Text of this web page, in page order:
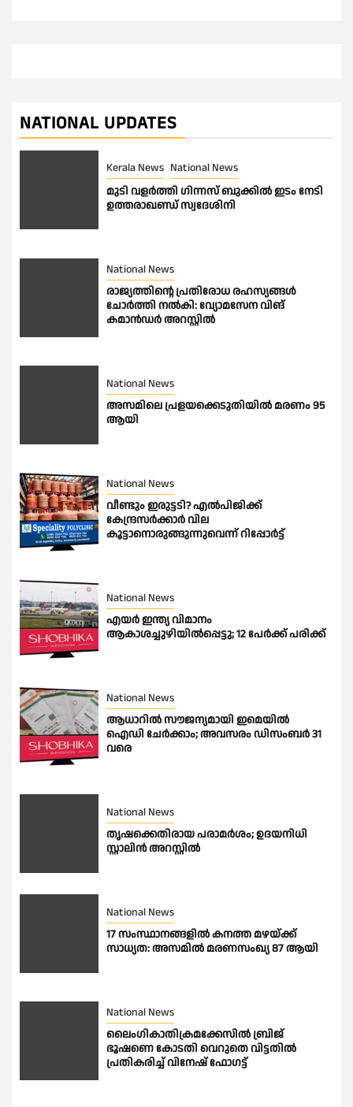
NATIONAL UPDATES
Kerala News National News
മുടി വളർത്തി ഗിന്നസ് ബുക്കിൽ ഇടം നേടി
ഉത്തരാഖണ്ഡ് സ്വദേശിനി
National News
രാജ്യത്തിൻ്റെ പ്രതിരോധ രഹസ്യങ്ങൾ
ചോർത്തി നൽകി: വ്യോമസേന വിങ്
കമാൻഡർ അറസ്റ്റിൽ
National News
അസമിലെ പ്രളയക്കെടുതിയില്‍ മരണം 95
ആയി
National News
വീണ്ടും ഇരുട്ടടി? എല്‍പിജിക്ക്
കേന്ദ്രസർക്കാർ വില
കൂട്ടാനൊരുങ്ങുന്നുവെന്ന് റിപ്പോർട്ട്
National News
എയർ ഇന്ത്യ വിമാനം
ആകാശച്ചുഴിയിൽപ്പെട്ടു; 12 പേർക്ക് പരിക്ക്
National News
ആധാറിൽ സൗജന്യമായി ഇമെയില്‍
ഐഡി ചേര്‍ക്കാം; അവസരം ഡിസംബര്‍ 31
വരെ
National News
തൃഷക്കെതിരായ പരാമർശം; ഉദയനിധി
സ്റ്റാലിൻ അറസ്റ്റിൽ
National News
17 സംസ്ഥാനങ്ങളിൽ കനത്ത മഴയ്ക്ക്
സാധ്യത: അസമിൽ മരണസംഖ്യ 87 ആയി
National News
ലൈംഗികാതിക്രമക്കേസിൽ ബ്രിജ്
ഭൂഷണെ കോടതി വെറുതെ വിട്ടതിൽ
പ്രതികരിച്ച് വിനേഷ് ഫോഗട്ട്